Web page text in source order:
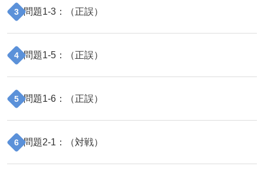
3 問題1-3 ：（正誤）
4 問題1-5 ：（正誤）
5 問題1-6 ：（正誤）
6 問題2-1 ：（対戦）